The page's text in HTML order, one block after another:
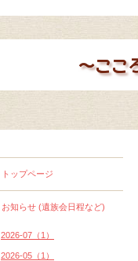
トップページ
お知らせ (遺族会日程など)
2026-07（1）
2026-05（1）